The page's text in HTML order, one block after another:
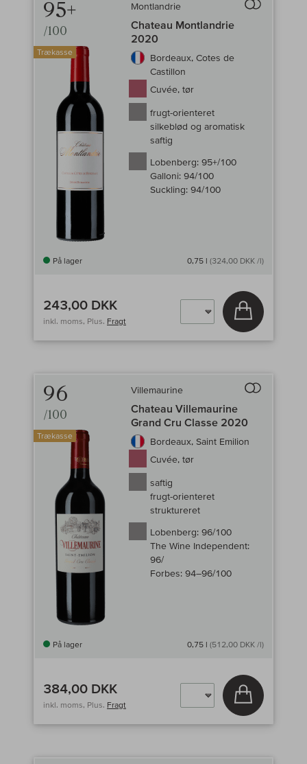
95+
/100
Trækasse
Montlandrie
Chateau Montlandrie
2020
Bordeaux, Cotes de
Castillon
Cuvée, tør
frugt-orienteret
silkeblød og aromatisk
saftig
Lobenberg: 95+/100
Galloni: 94/100
Suckling: 94/100
På lager 0,75 l (324,00 DKK /l)
243,00 DKK
inkl. moms, Plus. Fragt
Læg i kurv
96
/100
Trækasse
Villemaurine
Chateau Villemaurine
Grand Cru Classe 2020
Bordeaux, Saint Emilion
Cuvée, tør
saftig
frugt-orienteret
struktureret
Lobenberg: 96/100
The Wine Independent:
96/
Forbes: 94–96/100
På lager 0,75 l (512,00 DKK /l)
384,00 DKK
inkl. moms, Plus. Fragt
Læg i kurv